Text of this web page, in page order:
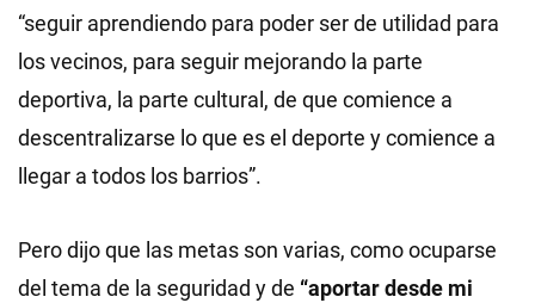
“seguir aprendiendo para poder ser de utilidad para
los vecinos, para seguir mejorando la parte
deportiva, la parte cultural, de que comience a
descentralizarse lo que es el deporte y comience a
llegar a todos los barrios”.
Pero dijo que las metas son varias, como ocuparse
del tema de la seguridad y de “aportar desde mi